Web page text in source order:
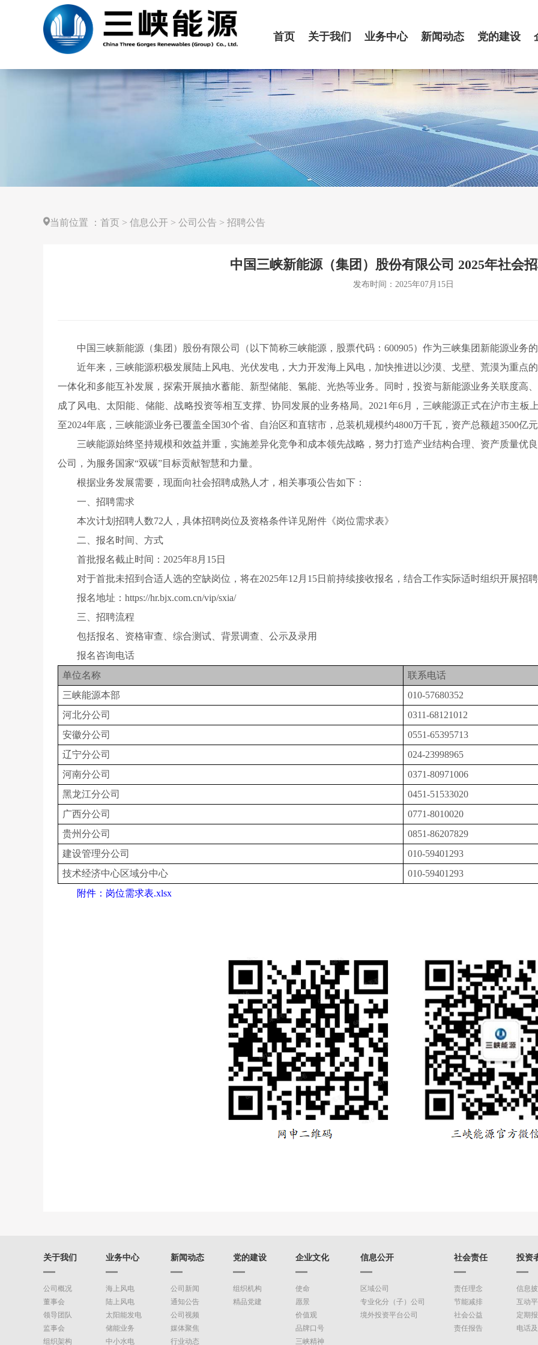
首页 关于我们 业务中心 新闻动态 党的建设
当前位置 ： 首页 > 信息公开 > 公司公告 > 招聘公告
中国三峡新能源（集团）股份有限公司 2025年社会
发布时间：2025年07月15日
中国三峡新能源（集团）股份有限公司（以下简称三峡能源，股票代码：600905）作为三峡集团新能源业务的
近年来，三峡能源积极发展陆上风电、光伏发电，大力开发海上风电，加快推进以沙漠、戈壁、荒漠为重点
一体化和多能互补发展， 探索开展抽水蓄能、新型储能、氢能、光热等业务。同时，投资与新能源业务关联度高
成了风电、太阳能、储能、战略投资等相互支撑、协同发展的业务格局。2021年6月，三峡能源正式在沪市主板
至2024年底 ，三峡能源业务已覆盖全国30个省、自治区和直辖市，总装机规模约4800万千瓦，资产总额超3500亿元
三峡能源始终坚持规模和效益并重，实施差异化竞争和成本领先战略，努力打造产业结构合理、资产质量优
公司，为服务国家“双碳”目标贡献智慧和力量。
根据业务发展需要，现面向社会招聘成熟人才，相关事项公告如下：
一、招聘需求
本次计划招聘人数72人，具体招聘岗位及资格条件详见附件《岗位需求表》
二
报名时间、 方式
首批报名截止时间：2025年8月15日
对于首批未招到合适人选的空缺岗位，将在2025年12月15日前持续接收报名，结合工作实际适时组织开展招聘
报名地址：https://hr.bjx.com.cn/vip/sxia/
三
招聘流程
包括报名、资格审查、 综合测试 背景调查 、公示及录用
报名咨询电话
单位名称
联系电话
三峡能源本部
010-57680352
河北分公司
0311-68121012
安徽分公司
0551-65395713
辽宁分公司
024-23998965
河南分公司
0371-80971006
黑龙江分公司
0451-51533020
广西分公司
0771-8010020
贵州分公司
0851-86207829
建设管理分公司
010-59401293
技术经济中心区域分中心
010-59401293
附件：岗位需求表.xlsx
关于我们
公司概况
董事会
领导团队
监事会
组织架构
业务中心
海上风电
陆上风电
太阳能发电
储能业务
中小水电
新闻动态
公司新闻
通知公告
公司视频
媒体聚焦
行业动态
党的建设
组织机构
精品党建
企业文化
使命
愿景
价值观
品牌口号
三峡精神
信息公开
区域公司
专业化分（子）公司
境外投资平台公司
社会责任
责任理念
节能减排
社会公益
责任报告
投资
信息
互动
定期
电话